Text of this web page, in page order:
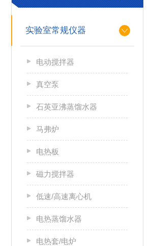
实验室常规仪器
电动搅拌器
真空泵
石英亚沸蒸馏水器
马弗炉
电热板
磁力搅拌器
低速/高速离心机
电热蒸馏水器
电热套/电炉